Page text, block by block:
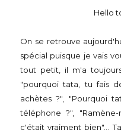
Hello
On se retrouve
spécial puisque je vais
tout petit, il m'a
"pourquoi tata, tu fais
achètes ?", "Pourquoi
téléphone ?",
c'était vraiment bien"...